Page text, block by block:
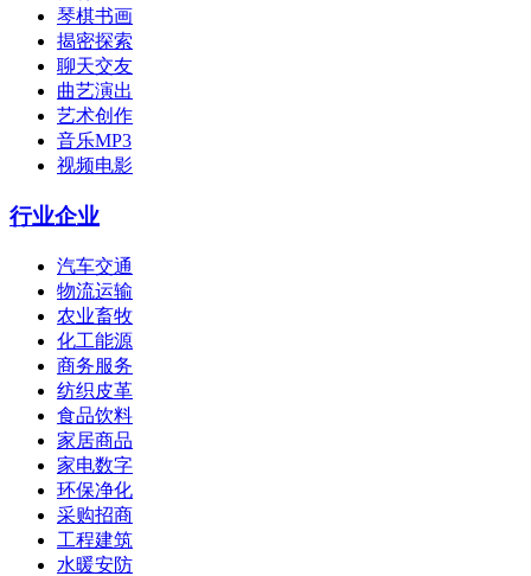
琴棋书画
揭密探索
聊天交友
曲艺演出
艺术创作
音乐MP3
视频电影
行业企业
汽车交通
物流运输
农业畜牧
化工能源
商务服务
纺织皮革
食品饮料
家居商品
家电数字
环保净化
采购招商
工程建筑
水暖安防